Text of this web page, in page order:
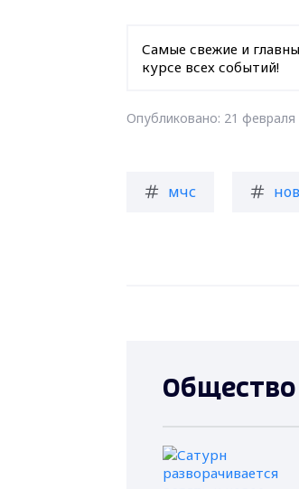
Самые свежие и
курсе всех событий!
Опубликовано: 21 февраля
мчс
Общество